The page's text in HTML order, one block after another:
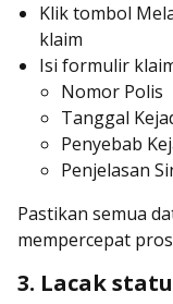
Klik tombol
klaim
Isi formulir
Nomor Polis
Tanggal
Penyebab
Penjelasan
Pastikan semua
mempercepat
3. Lacak